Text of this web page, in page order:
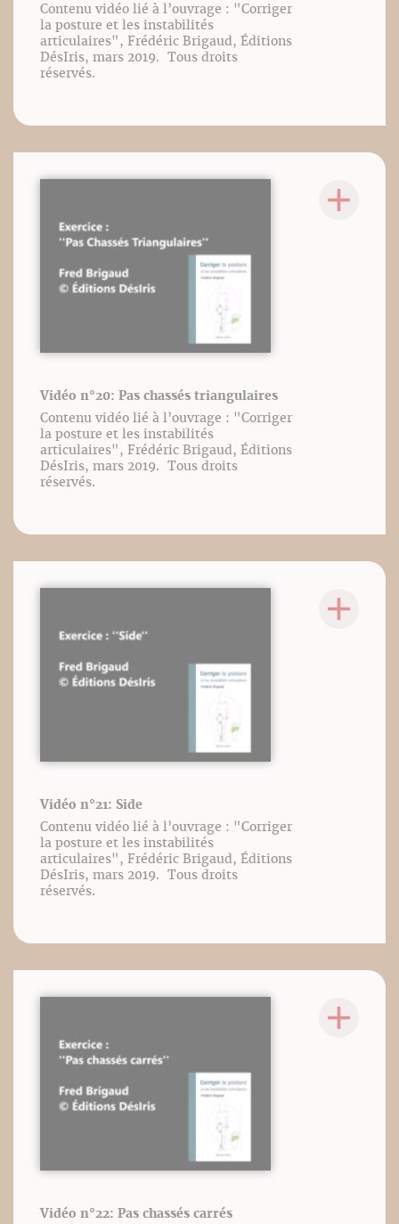
Contenu vidéo lié à l’ouvrage : "Corriger
la posture et les instabilités
articulaires", Frédéric Brigaud, Éditions
DésIris, mars 2019. Tous droits
réservés.
Vidéo n°20: Pas chassés triangulaires
Contenu vidéo lié à l’ouvrage : "Corriger
la posture et les instabilités
articulaires", Frédéric Brigaud, Éditions
DésIris, mars 2019. Tous droits
réservés.
Vidéo n°21: Side
Contenu vidéo lié à l’ouvrage : "Corriger
la posture et les instabilités
articulaires", Frédéric Brigaud, Éditions
DésIris, mars 2019. Tous droits
réservés.
Vidéo n°22: Pas chassés carrés